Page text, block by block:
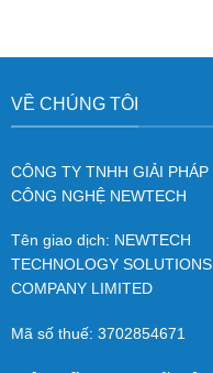
VỀ CHÚNG TÔI
CÔNG TY TNHH GIẢI PHÁP
CÔNG NGHỆ NEWTECH
Tên giao dịch: NEWTECH
TECHNOLOGY SOLUTIONS
COMPANY LIMITED
Mã số thuế: 3702854671